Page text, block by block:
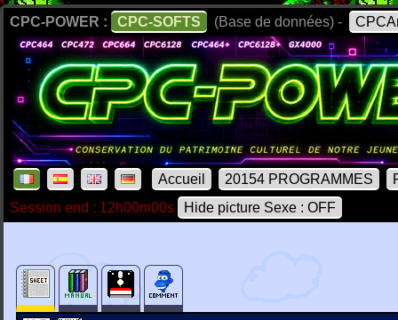
CPC-POWER : CPC-SOFTS (Base de données) -
Accueil 20154 PROGRAMMES
Session end : 12h00m00s
Hide picture Sexe : OFF